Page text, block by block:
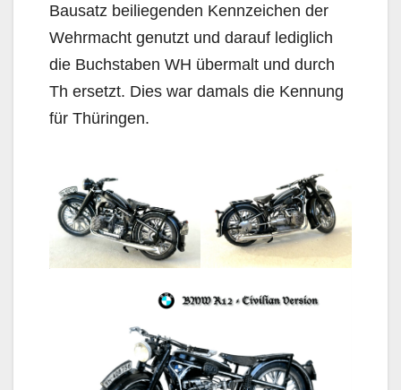
Bausatz beiliegenden Kennzeichen der
Wehrmacht genutzt und darauf lediglich
die Buchstaben WH übermalt und durch
Th ersetzt. Dies war damals die Kennung
für Thüringen.